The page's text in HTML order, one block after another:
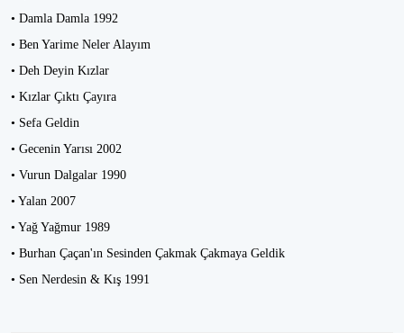
• Damla Damla 1992
• Ben Yarime Neler Alayım
• Deh Deyin Kızlar
• Kızlar Çıktı Çayıra
• Sefa Geldin
• Gecenin Yarısı 2002
• Vurun Dalgalar 1990
• Yalan 2007
• Yağ Yağmur 1989
• Burhan Çaçan'ın Sesinden Çakmak Çakmaya Geldik
• Sen Nerdesin & Kış 1991